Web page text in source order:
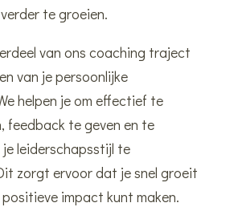
te groeien.
van ons coaching traject
van je persoonlijke
helpen je om effectief te
feedback te geven en te
leiderschapsstijl te
zorgt ervoor dat je snel groeit
positieve impact kunt maken.